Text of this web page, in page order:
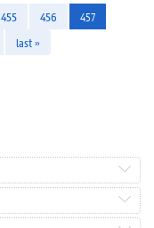
455 456
457
last »